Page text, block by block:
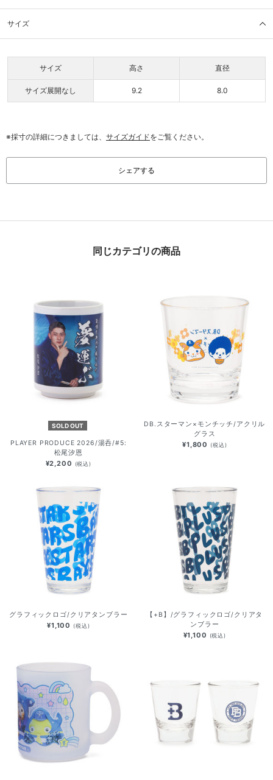
サイズ
サイズ 高さ 直径
サイズ展開なし 9.2 8.0
※採寸の詳細につきましては、 サイズガイドをご覧ください。
シェアする
同じカテゴリの商品
SOLD OUT
PLAYER PRODUCE 2026/湯呑/#5:
松尾汐恩
¥2,200 (税込)
DB.スターマン×モンチッチ/アクリル
グラス
¥1,800 (税込)
グラフィックロゴ/クリアタンブラー
¥1,100 (税込)
【+B】/グラフィックロゴ/クリアタ
ンブラー
¥1,100 (税込)